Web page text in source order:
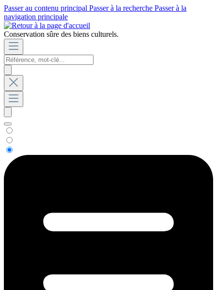
Passer au contenu principal Passer à la recherche Passer à la
navigation principale
Conservation sûre des biens culturels.